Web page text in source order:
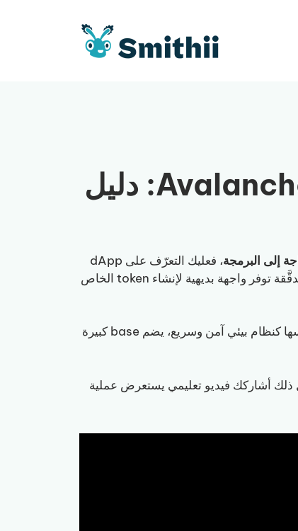
كيفية إنشاء Token على Avalanche: دليل
، فعليك التعرّف على dApp
الخاصة بنا. إنها Avalanche Token Creator من Smithii، أداة مُدقَّقة توفر واجهة بديهية لإنشاء token الخاص
بفضل وراثتها لضمانات الأمان من ERC20، تُقدِّم Avalanche نفسها كنظام بيئي آمن وسريع، يضم base كبيرة
ذلك أشاركك فيديو تعليمي يستعرض عملية